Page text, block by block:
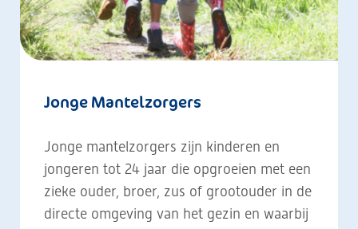
Jonge Mantelzorgers
Jonge mantelzorgers zijn kinderen en
jongeren tot 24 jaar die opgroeien met een
zieke ouder, broer, zus of grootouder in de
directe omgeving van het gezin en waarbij